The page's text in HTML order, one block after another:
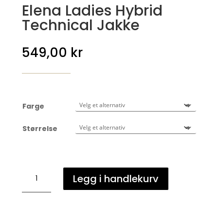
Elena Ladies Hybrid
Technical Jakke
549,00 kr
Farge
Størrelse
Ladies
Hybrid
Legg i handlekurv